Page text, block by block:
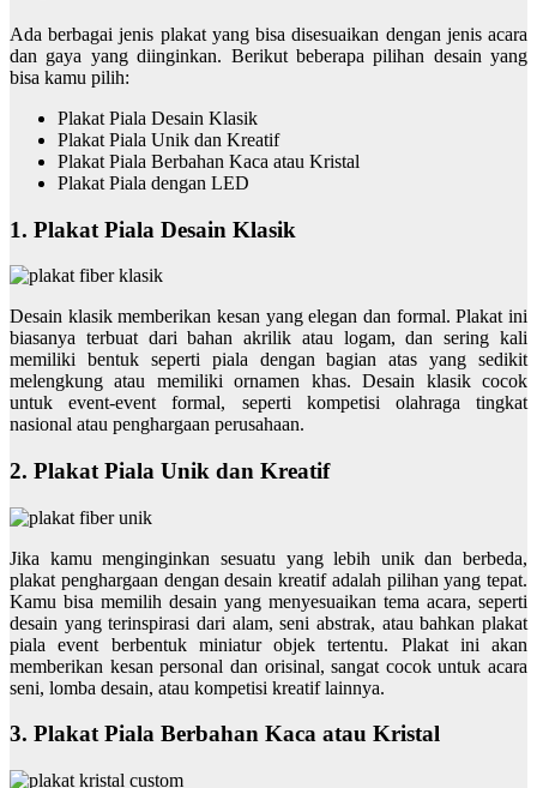
Ada berbagai jenis plakat yang bisa disesuaikan dengan jenis acara
dan gaya yang diinginkan. Berikut beberapa pilihan desain yang
bisa kamu pilih:
Plakat Piala Desain Klasik
Plakat Piala Unik dan Kreatif
Plakat Piala Berbahan Kaca atau Kristal
Plakat Piala dengan LED
1. Plakat Piala Desain Klasik
Desain klasik memberikan kesan yang elegan dan formal. Plakat ini
biasanya terbuat dari bahan akrilik atau logam, dan sering kali
memiliki bentuk seperti piala dengan bagian atas yang sedikit
melengkung atau memiliki ornamen khas. Desain klasik cocok
untuk event-event formal, seperti kompetisi olahraga tingkat
nasional atau penghargaan perusahaan.
2. Plakat Piala Unik dan Kreatif
Jika kamu menginginkan sesuatu yang lebih unik dan berbeda,
plakat penghargaan dengan desain kreatif adalah pilihan yang tepat.
Kamu bisa memilih desain yang menyesuaikan tema acara, seperti
desain yang terinspirasi dari alam, seni abstrak, atau bahkan plakat
piala event berbentuk miniatur objek tertentu. Plakat ini akan
memberikan kesan personal dan orisinal, sangat cocok untuk acara
seni, lomba desain, atau kompetisi kreatif lainnya.
3. Plakat Piala Berbahan Kaca atau Kristal